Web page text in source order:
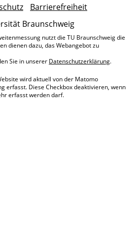
Braunschweig
Barrierefreiheit
nutzt die TU Braunschweig die
dienen dazu, das Webangebot zu
Sie in unserer Datenschutzerklärung.
wird aktuell von der Matomo
erfasst. Diese Checkbox deaktivieren, wenn
erfasst werden darf.